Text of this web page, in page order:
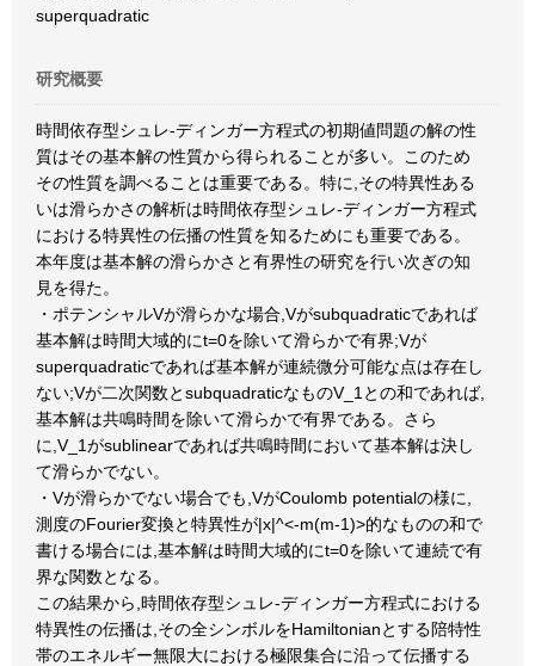
superquadratic
研究概要
時間依存型シュレ-ディンガー方程式の初期値問題の解の性
質はその基本解の性質から得られることが多い。このため
その性質を調べることは重要である。特に,その特異性ある
いは滑らかさの解析は時間依存型シュレ-ディンガー方程式
における特異性の伝播の性質を知るためにも重要である。
本年度は基本解の滑らかさと有界性の研究を行い次ぎの知
見を得た。
・ポテンシャルVが滑らかな場合,Vがsubquadraticであれば
基本解は時間大域的にt=0を除いて滑らかで有界;Vが
superquadraticであれば基本解が連続微分可能な点は存在し
ない;Vが二次関数とsubquadraticなものV_1との和であれば,
基本解は共鳴時間を除いて滑らかで有界である。さら
に,V_1がsublinearであれば共鳴時間において基本解は決し
て滑らかでない。
・Vが滑らかでない場合でも,VがCoulomb potentialの様に,
測度のFourier変換と特異性が|x|^<-m(m-1)>的なものの和で
書ける場合には,基本解は時間大域的にt=0を除いて連続で有
界な関数となる。
この結果から,時間依存型シュレ-ディンガー方程式における
特異性の伝播は,その全シンボルをHamiltonianとする陪特性
帯のエネルギー無限大における極限集合に沿って伝播する